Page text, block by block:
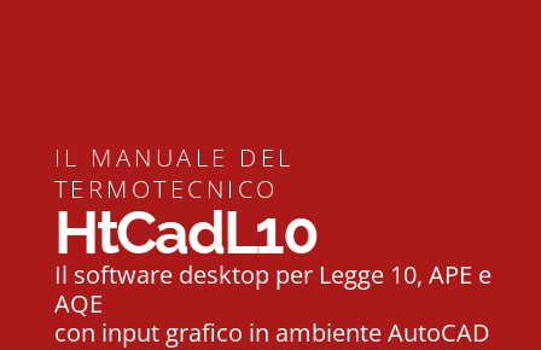
IL MANUALE DEL
TERMOTECNICO
HtCadL10
Il software desktop per Legge 10, APE e
AQE
con input grafico in ambiente AutoCAD